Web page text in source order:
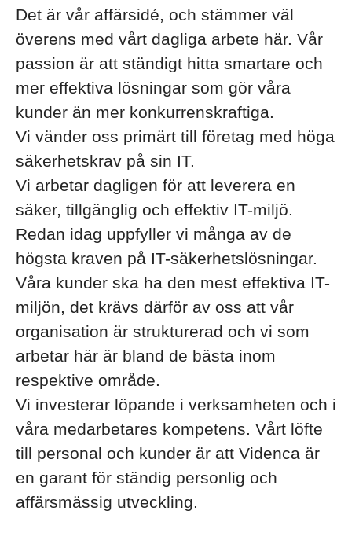
Det är vår affärsidé, och stämmer väl
överens med vårt dagliga arbete här. Vår
passion är att ständigt hitta smartare och
mer effektiva lösningar som gör våra
kunder än mer konkurrenskraftiga.
Vi vänder oss primärt till företag med höga
säkerhetskrav på sin IT.
Vi arbetar dagligen för att leverera en
säker, tillgänglig och effektiv IT-miljö.
Redan idag uppfyller vi många av de
högsta kraven på IT-säkerhetslösningar.
Våra kunder ska ha den mest effektiva IT-
miljön, det krävs därför av oss att vår
organisation är strukturerad och vi som
arbetar här är bland de bästa inom
respektive område.
Vi investerar löpande i verksamheten och i
våra medarbetares kompetens. Vårt löfte
till personal och kunder är att Videnca är
en garant för ständig personlig och
affärsmässig utveckling.